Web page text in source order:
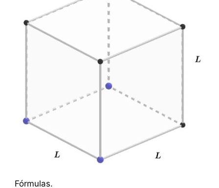
Fórmulas.